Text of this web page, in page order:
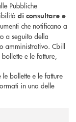
Pubbliche
di consultare e
che notificano a
a seguito della
amministrativo. Cbill
e le fatture,
bollette e le fatture
in una delle